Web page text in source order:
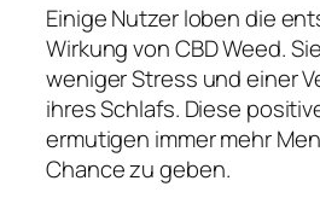
Einige Nutzer loben die
Wirkung von CBD Weed.
weniger Stress und einer
ihres Schlafs. Diese
ermutigen immer mehr
Chance zu geben.